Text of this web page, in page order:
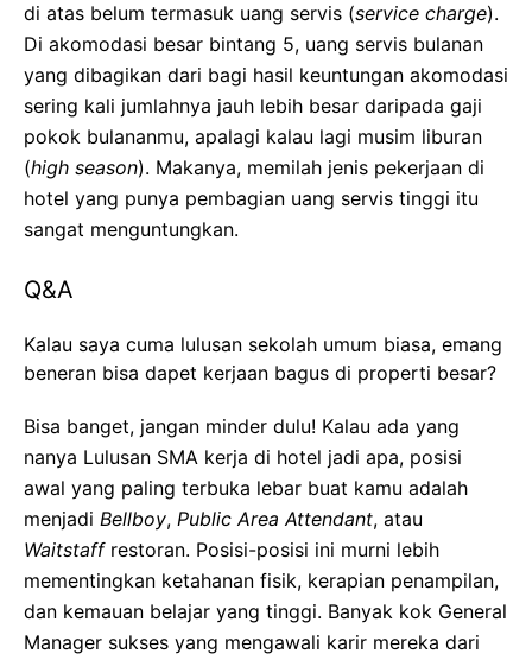
di atas belum termasuk uang servis (service charge).
Di akomodasi besar bintang 5, uang servis bulanan
yang dibagikan dari bagi hasil keuntungan akomodasi
sering kali jumlahnya jauh lebih besar daripada gaji
pokok bulananmu, apalagi kalau lagi musim liburan
(high season). Makanya, memilah jenis pekerjaan di
hotel yang punya pembagian uang servis tinggi itu
sangat menguntungkan.
Q&A
Kalau saya cuma lulusan sekolah umum biasa, emang
beneran bisa dapet kerjaan bagus di properti besar?
Bisa banget, jangan minder dulu! Kalau ada yang
nanya Lulusan SMA kerja di hotel jadi apa, posisi
awal yang paling terbuka lebar buat kamu adalah
menjadi Bellboy, Public Area Attendant, atau
Waitstaffrestoran. Posisi-posisi ini murni lebih
mementingkan ketahanan fisik, kerapian penampilan,
dan kemauan belajar yang tinggi. Banyak kok General
Manager sukses yang mengawali karir mereka dari